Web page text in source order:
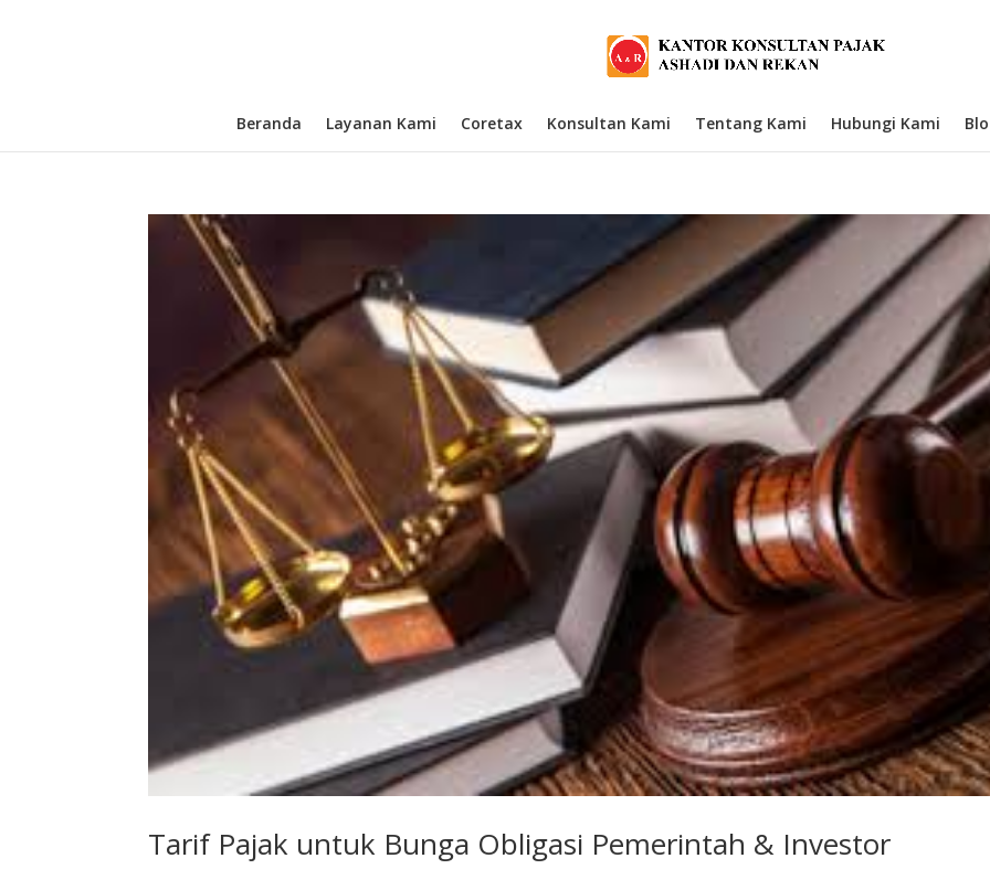
Beranda Layanan Kami Coretax Konsultan Kami Tentang Kami Hubungi Kami
Tarif Pajak untuk Bunga Obligasi Pemerintah & Investor